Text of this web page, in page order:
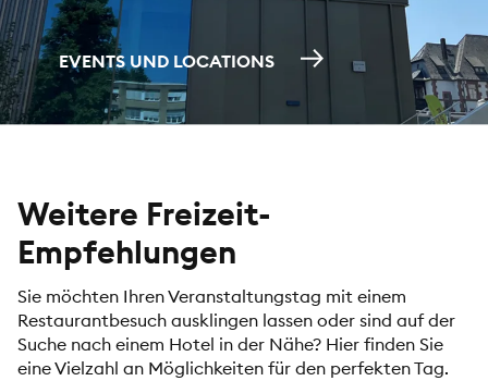
EVENTS UND LOCATIONS
Weitere Freizeit-
Empfehlungen
Sie möchten Ihren Veranstaltungstag mit einem
Restaurantbesuch ausklingen lassen oder sind auf der
Suche nach einem Hotel in der Nähe? Hier finden Sie
eine Vielzahl an Möglichkeiten für den perfekten Tag.